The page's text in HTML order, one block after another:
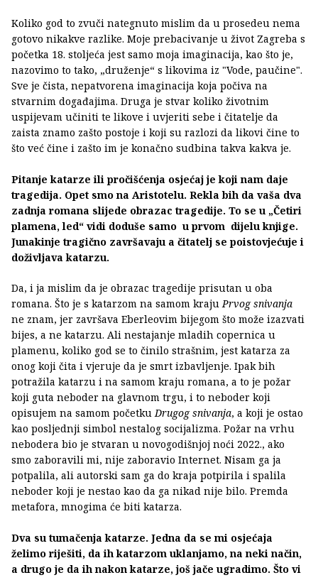
Koliko god to zvuči nategnuto mislim da u prosedeu nema
gotovo nikakve razlike. Moje prebacivanje u život Zagreba s
početka 18. stoljeća jest samo moja imaginacija, kao što je,
nazovimo to tako, „druženje“ s likovima iz "Vode, paučine".
Sve je čista, nepatvorena imaginacija koja počiva na
stvarnim događajima. Druga je stvar koliko životnim
uspijevam učiniti te likove i uvjeriti sebe i čitatelje da
zaista znamo zašto postoje i koji su razlozi da likovi čine to
što već čine i zašto im je konačno sudbina takva kakva je.
Pitanje katarze ili pročišćenja osjećaj je koji nam daje
tragedija. Opet smo na Aristotelu. Rekla bih da vaša dva
zadnja romana slijede obrazac tragedije. To se u „Četiri
plamena, led“ vidi doduše samo u prvom dijelu knjige.
Junakinje tragično završavaju a čitatelj se poistovjećuje i
doživljava katarzu.
Da, i ja mislim da je obrazac tragedije prisutan u oba
romana. Što je s katarzom na samom kraju Prvog snivanja
ne znam, jer završava Eberleovim bijegom što može izazvati
bijes, a ne katarzu. Ali nestajanje mladih copernica u
plamenu, koliko god se to činilo strašnim, jest katarza za
onog koji čita i vjeruje da je smrt izbavljenje. Ipak bih
potražila katarzu i na samom kraju romana, a to je požar
koji guta neboder na glavnom trgu, i to neboder koji
opisujem na samom početku Drugog snivanja, a koji je ostao
kao posljednji simbol nestalog socijalizma. Požar na vrhu
nebodera bio je stvaran u novogodišnjoj noći 2022., ako
smo zaboravili mi, nije zaboravio Internet. Nisam ga ja
potpalila, ali autorski sam ga do kraja potpirila i spalila
neboder koji je nestao kao da ga nikad nije bilo. Premda
metafora, mnogima će biti katarza.
Dva su tumačenja katarze. Jedna da se mi osjećaja
želimo riješiti, da ih katarzom uklanjamo, na neki način,
a drugo je da ih nakon katarze, još jače ugradimo. Što vi